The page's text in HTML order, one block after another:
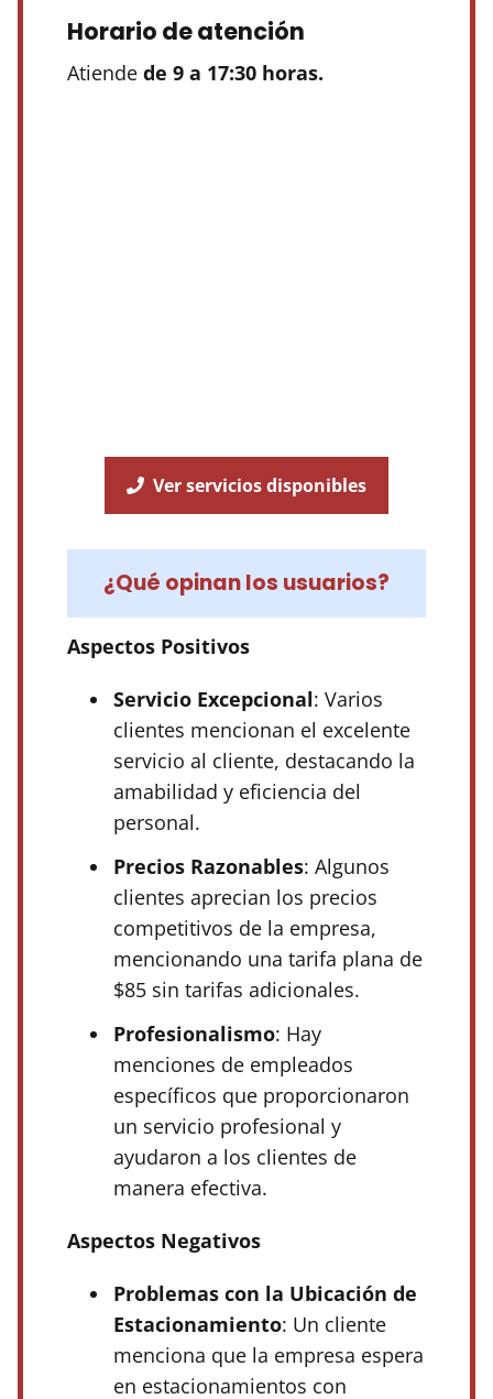
Horario de atención
Atiende de 9 a 17:30 horas.
Ver servicios disponibles
¿Qué opinan los usuarios?
Aspectos Positivos
Servicio Excepcional: Varios
clientes mencionan el excelente
servicio al cliente, destacando la
amabilidad y eficiencia del
personal.
Precios Razonables: Algunos
clientes aprecian los precios
competitivos de la empresa,
mencionando una tarifa plana de
$85 sin tarifas adicionales.
Profesionalismo: Hay
menciones de empleados
específicos que proporcionaron
un servicio profesional y
ayudaron a los clientes de
manera efectiva.
Aspectos Negativos
Problemas con la Ubicación de
Estacionamiento: Un cliente
menciona que la empresa espera
en estacionamientos con